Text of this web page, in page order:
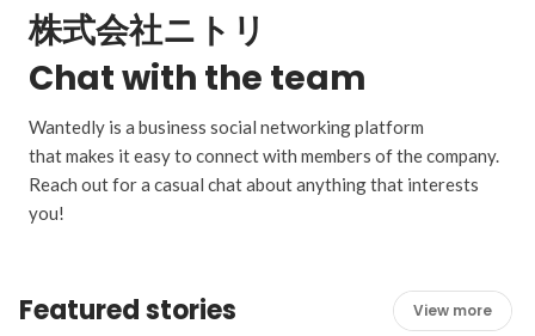
株式会社ニトリ
Chat with the team
Wantedly is a business social networking platform
that makes it easy to connect with members of the company.
Reach out for a casual chat about anything that interests
you!
Featured stories View more